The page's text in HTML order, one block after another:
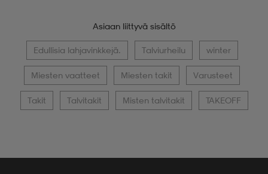
Asiaan liittyvä sisältö
Edullisia lahjavinkkejä. Talviurheilu winter
Miesten vaatteet Miesten takit Varusteet
Takit Talvitakit Misten talvitakit TAKEOFF